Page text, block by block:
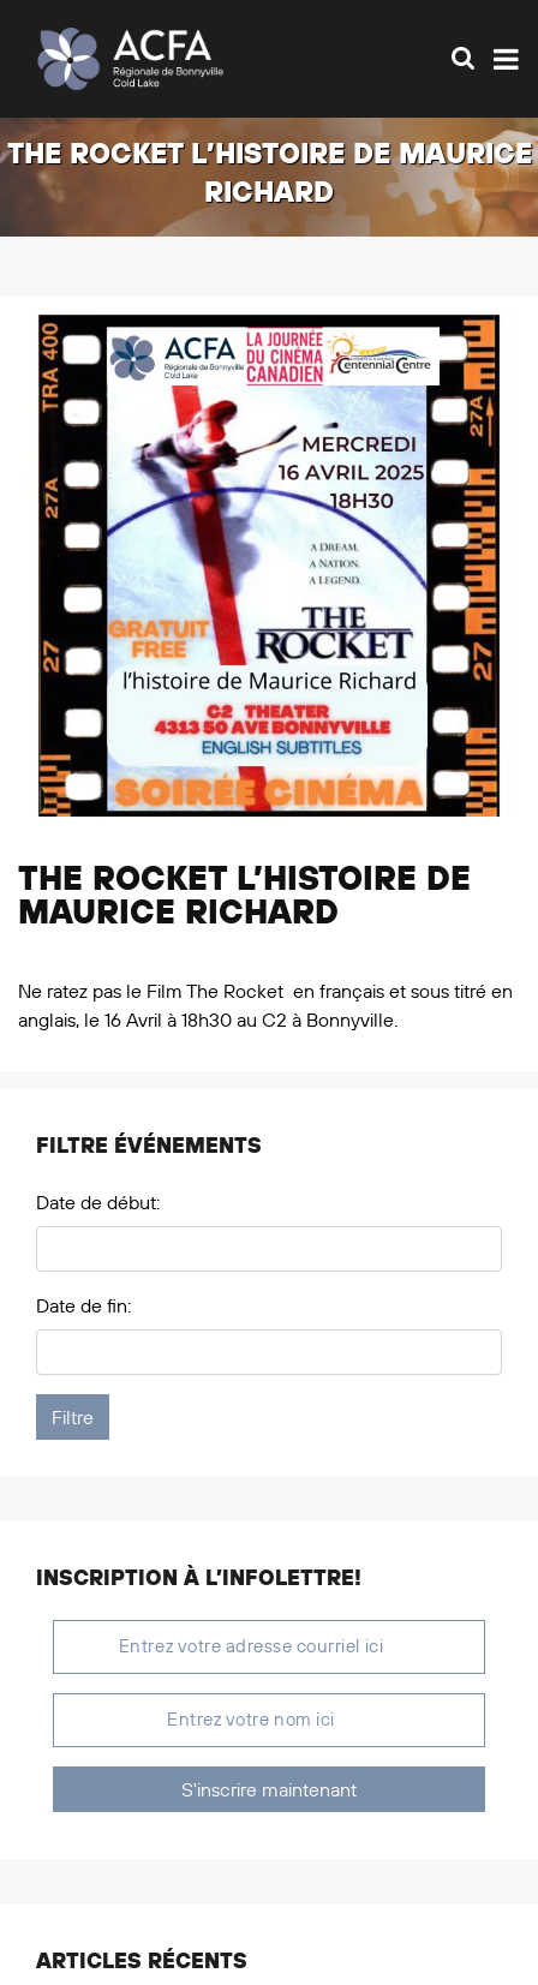
THE ROCKET L’HISTOIRE DE MAURICE
RICHARD
THE ROCKET L’HISTOIRE DE
MAURICE RICHARD
Ne ratez pas le Film The Rocket en français et sous titré en
anglais, le 16 Avril à 18h30 au C2 à Bonnyville.
FILTRE ÉVÉNEMENTS
Date de début:
Date de fin:
INSCRIPTION À L’INFOLETTRE!
S'inscrire maintenant
ARTICLES RÉCENTS